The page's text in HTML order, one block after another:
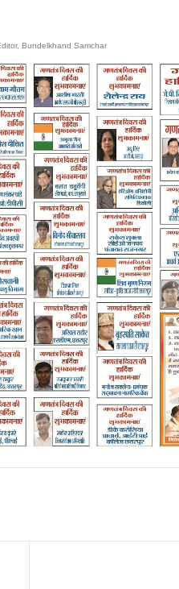
Bundelkhand Samchar